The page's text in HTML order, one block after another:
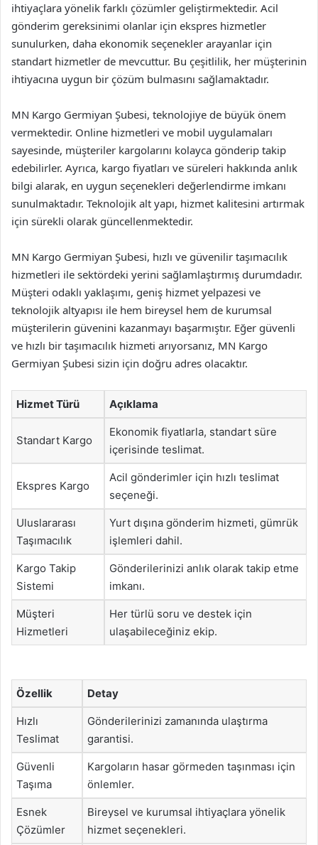
ihtiyaçlara yönelik farklı çözümler geliştirmektedir. Acil
gönderim gereksinimi olanlar için ekspres hizmetler
sunulurken, daha ekonomik seçenekler arayanlar için
standart hizmetler de mevcuttur. Bu çeşitlilik, her müşterinin
ihtiyacına uygun bir çözüm bulmasını sağlamaktadır.
MN Kargo Germiyan Şubesi, teknolojiye de büyük önem
vermektedir. Online hizmetleri ve mobil uygulamaları
sayesinde, müşteriler kargolarını kolayca gönderip takip
edebilirler. Ayrıca, kargo fiyatları ve süreleri hakkında anlık
bilgi alarak, en uygun seçenekleri değerlendirme imkanı
sunulmaktadır. Teknolojik alt yapı, hizmet kalitesini artırmak
için sürekli olarak güncellenmektedir.
MN Kargo Germiyan Şubesi, hızlı ve güvenilir taşımacılık
hizmetleri ile sektördeki yerini sağlamlaştırmış durumdadır.
Müşteri odaklı yaklaşımı, geniş hizmet yelpazesi ve
teknolojik altyapısı ile hem bireysel hem de kurumsal
müşterilerin güvenini kazanmayı başarmıştır. Eğer güvenli
ve hızlı bir taşımacılık hizmeti arıyorsanız, MN Kargo
Germiyan Şubesi sizin için doğru adres olacaktır.
Hizmet Türü Açıklama
Standart Kargo
Ekonomik fiyatlarla, standart süre
içerisinde teslimat.
Ekspres Kargo
Acil gönderimler için hızlı teslimat
seçeneği.
Uluslararası
Taşımacılık
Yurt dışına gönderim hizmeti, gümrük
işlemleri dahil.
Kargo Takip
Sistemi
Gönderilerinizi anlık olarak takip etme
imkanı.
Müşteri
Hizmetleri
Her türlü soru ve destek için
ulaşabileceğiniz ekip.
Özellik Detay
Hızlı
Teslimat
Gönderilerinizi zamanında ulaştırma
garantisi.
Güvenli
Taşıma
Kargoların hasar görmeden taşınması için
önlemler.
Esnek
Çözümler
Bireysel ve kurumsal ihtiyaçlara yönelik
hizmet seçenekleri.